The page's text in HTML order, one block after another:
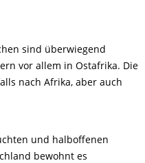
sind überwiegend
vor allem in Ostafrika. Die
nach Afrika, aber auch
und halboffenen
bewohnt es